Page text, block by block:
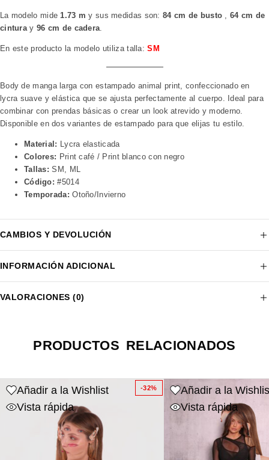
La modelo mide 1.73 m y sus medidas son:84 cm de busto ,64 cm de
cintura y 96 cm de cadera
En este producto la modelo utiliza talla:SM
Body de manga larga con estampado animal print, confeccionado en
lycra suave y elástica que se ajusta perfectamente al cuerpo. Ideal para
combinar con prendas básicas o crear un look atrevido y moderno.
Disponible en dos variantes de estampado para que elijas tu estilo.
Material: Lycra elasticada
Colores: Print café / Print blanco con negro
Tallas: SM, ML
Código: #5014
Temporada: Otoño/Invierno
CAMBIOS Y DEVOLUCIÓN
INFORMACIÓN ADICIONAL
VALORACIONES (0)
PRODUCTOS RELACIONADOS
-32%
Añadir a la Wishlist
Vista rápida
Añadir a la
Vista rápida